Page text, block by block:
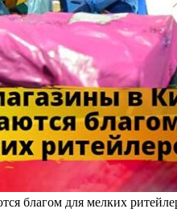
благом для мелких